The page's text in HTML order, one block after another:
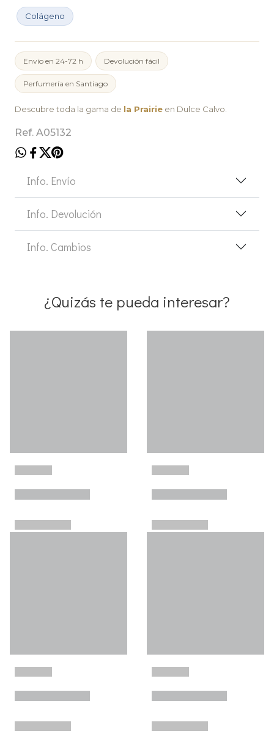
Colágeno
Envío en 24-72 h Devolución fácil
Perfumería en Santiago
Descubre toda la gama de la Prairie en Dulce Calvo.
Ref. A05132
Info. Envío
Info. Devolución
Info. Cambios
¿Quizás te pueda interesar?